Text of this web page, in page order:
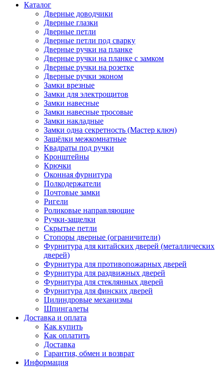
Каталог
Дверные доводчики
Дверные глазки
Дверные петли
Дверные петли под сварку
Дверные ручки на планке
Дверные ручки на планке с замком
Дверные ручки на розетке
Дверные ручки эконом
Замки врезные
Замки для электрощитов
Замки навесные
Замки навесные тросовые
Замки накладные
Замки одна секретность (Мастер ключ)
Защёлки межкомнатные
Квадраты под ручки
Кронштейны
Крючки
Оконная фурнитура
Полкодержатели
Почтовые замки
Ригели
Роликовые направляющие
Ручки-защелки
Скрытые петли
Стопоры дверные (ограничители)
Фурнитура для китайских дверей (металлических
дверей)
Фурнитура для противопожарных дверей
Фурнитура для раздвижных дверей
Фурнитура для стеклянных дверей
Фурнитура для финских дверей
Цилиндровые механизмы
Шпингалеты
Доставка и оплата
Как купить
Как оплатить
Доставка
Гарантия, обмен и возврат
Информация